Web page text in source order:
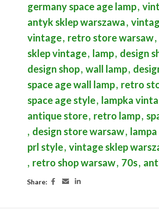
germany space age lamp,
antyk sklep warszawa,
vintage, retro store warsaw,
sklep vintage, lamp, design
design shop, wall lamp,
space age wall lamp, retro
space age style, lampka
antique store, retro lamp,
, design store warsaw,
prl style, vintage sklep
, retro shop warsaw, 70s,
Share: